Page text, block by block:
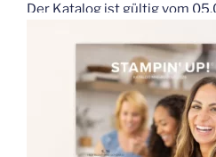
Der Katalog ist gültig vom